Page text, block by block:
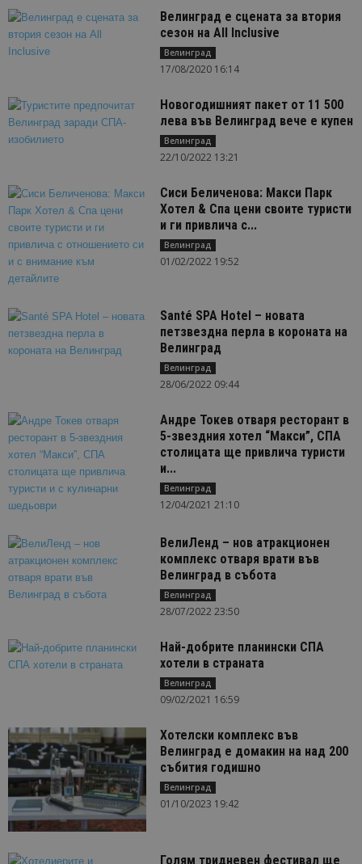
Велинград е сцената за втория
сезон на All Inclusive
Велинград
17/08/2020 16:14
Новогодишният пакет от 11 500
лева във Велинград вече е купен
Велинград
22/10/2022 13:21
Сиси Беличенова: Макси Парк
Хотел & Спа цени своите туристи
и ги привлича с...
Велинград
01/02/2022 19:52
Santé SPA Hotel – новата
петзвездна перла в короната на
Велинград
Велинград
28/06/2022 09:44
Андре Токев отваря ресторант в
5-звездния хотел “Макси”, СПА
столицата ще привлича туристи
и...
Велинград
12/04/2021 21:10
ВелиЛенд – нов атракционен
комплекс отваря врати във
Велинград в събота
Велинград
28/07/2022 23:50
Най-добрите планински СПА
хотели в страната
Велинград
09/02/2021 16:59
Хотелски комплекс във
Велинград е домакин на над 200
събития годишно
Велинград
01/10/2023 19:42
Голям тридневен фестивал ще